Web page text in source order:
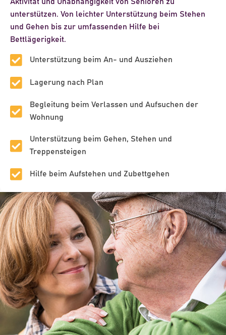
unterstützen. Von leichter Unterstützung beim Stehen
und Gehen bis zur umfassenden Hilfe bei
Bettlägerigkeit.
Unterstützung beim An- und Ausziehen
Lagerung nach Plan
Begleitung beim Verlassen und Aufsuchen der
Wohnung
Unterstützung beim Gehen, Stehen und
Treppensteigen
Hilfe beim Aufstehen und Zubettgehen